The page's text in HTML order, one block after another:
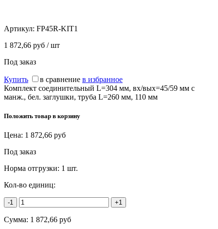
Артикул: FP45R-KIT1
1 872,66 руб / шт
Под заказ
Купить в сравнение в избранное
Комплект соединительный L=304 мм, вх/вых=45/59 мм с
манж., бел. заглушки, труба L=260 мм, 110 мм
Положить товар в корзину
Цена: 1 872,66 руб
Под заказ
Норма отгрузки: 1 шт.
Кол-во единиц:
-1 +1
Сумма: 1 872,66 руб